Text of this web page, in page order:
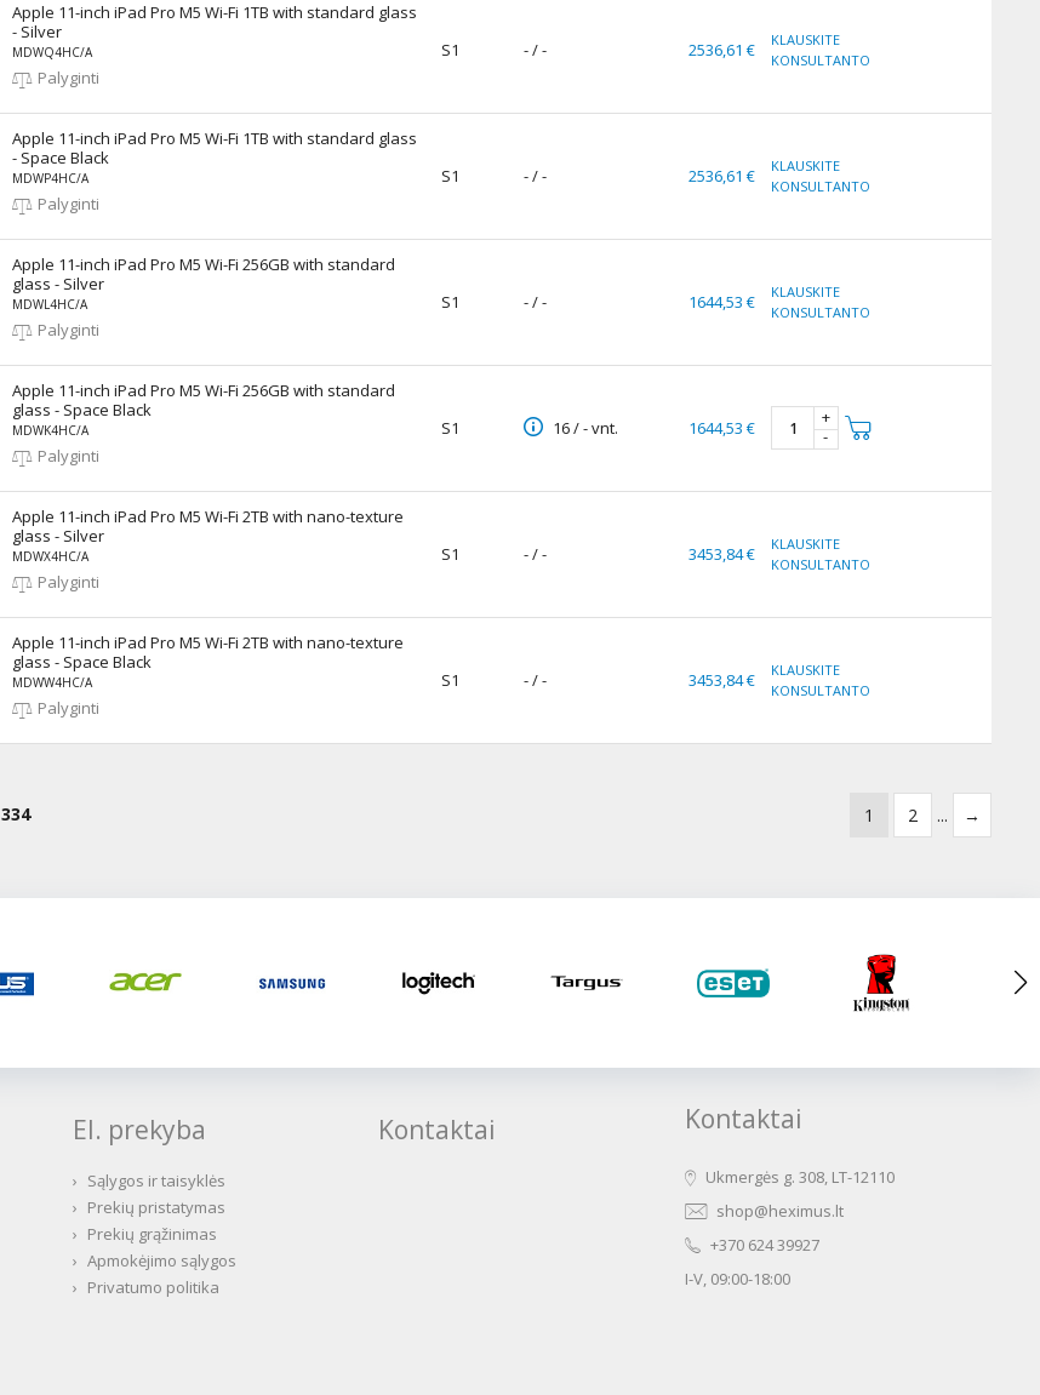
Apple 11-inch iPad Pro M5 Wi-Fi 1TB with standard glass
- Silver
MDWQ4HC/A
Palyginti
S1 - / - 2536,61 €
KLAUSKITE
KONSULTANTO
Apple 11-inch iPad Pro M5 Wi-Fi 1TB with standard glass
- Space Black
MDWP4HC/A
Palyginti
S1 - / - 2536,61 €
KLAUSKITE
KONSULTANTO
Apple 11-inch iPad Pro M5 Wi-Fi 256GB with standard
glass - Silver
MDWL4HC/A
Palyginti
S1 - / - 1644,53 €
KLAUSKITE
KONSULTANTO
Apple 11-inch iPad Pro M5 Wi-Fi 256GB with standard
glass - Space Black
MDWK4HC/A
Palyginti
S1 16 / - vnt. 1644,53 €
+
-
Apple 11-inch iPad Pro M5 Wi-Fi 2TB with nano-texture
glass - Silver
MDWX4HC/A
Palyginti
S1 - / - 3453,84 €
KLAUSKITE
KONSULTANTO
Apple 11-inch iPad Pro M5 Wi-Fi 2TB with nano-texture
glass - Space Black
MDWW4HC/A
Palyginti
S1 - / - 3453,84 €
KLAUSKITE
KONSULTANTO
1 2 ... →
334
El. prekyba
› Sąlygos ir taisyklės
› Prekių pristatymas
› Prekių grąžinimas
› Apmokėjimo sąlygos
› Privatumo politika
Kontaktai Kontaktai
Ukmergės g. 308, LT-12110
shop@heximus.lt
+370 624 39927
I-V, 09:00-18:00